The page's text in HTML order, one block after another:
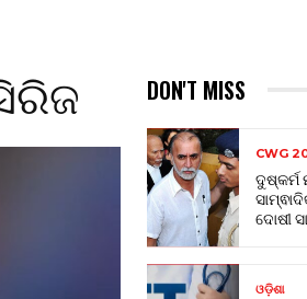
DON'T MISS
CWG
ଦୁଷ୍କର୍ମ
ଦୋଷୀ
ଓଡ଼ିଶା